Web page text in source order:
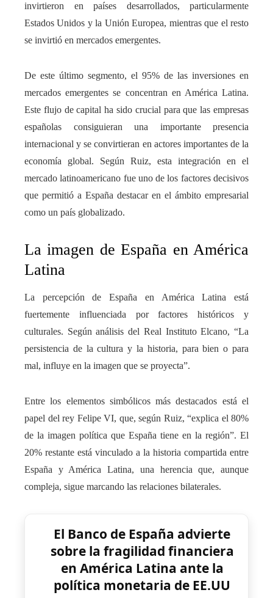
invirtieron en países desarrollados, particularmente
Estados Unidos y la Unión Europea, mientras que el resto
se invirtió en mercados emergentes.
De este último segmento, el 95% de las inversiones en
mercados emergentes se concentran en América Latina.
Este flujo de capital ha sido crucial para que las empresas
españolas consiguieran una importante presencia
internacional y se convirtieran en actores importantes de la
economía global. Según Ruiz, esta integración en el
mercado latinoamericano fue uno de los factores decisivos
que permitió a España destacar en el ámbito empresarial
como un país globalizado.
La imagen de España en América
Latina
La percepción de España en América Latina está
fuertemente influenciada por factores históricos y
culturales. Según análisis del Real Instituto Elcano, “La
persistencia de la cultura y la historia, para bien o para
mal, influye en la imagen que se proyecta”.
Entre los elementos simbólicos más destacados está el
papel del rey Felipe VI, que, según Ruiz, “explica el 80%
de la imagen política que España tiene en la región”. El
20% restante está vinculado a la historia compartida entre
España y América Latina, una herencia que, aunque
compleja, sigue marcando las relaciones bilaterales.
El Banco de España advierte
sobre la fragilidad financiera
en América Latina ante la
política monetaria de EE.UU